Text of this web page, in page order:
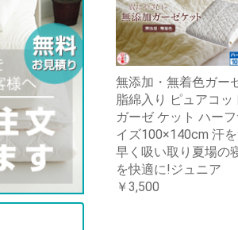
無添加・無着色ガー
脂綿入り ピュアコッ
ガーゼ ケット ハー
イズ100×140cm 汗
早く吸い取り夏場の
を快適に!ジュニア
￥3,500